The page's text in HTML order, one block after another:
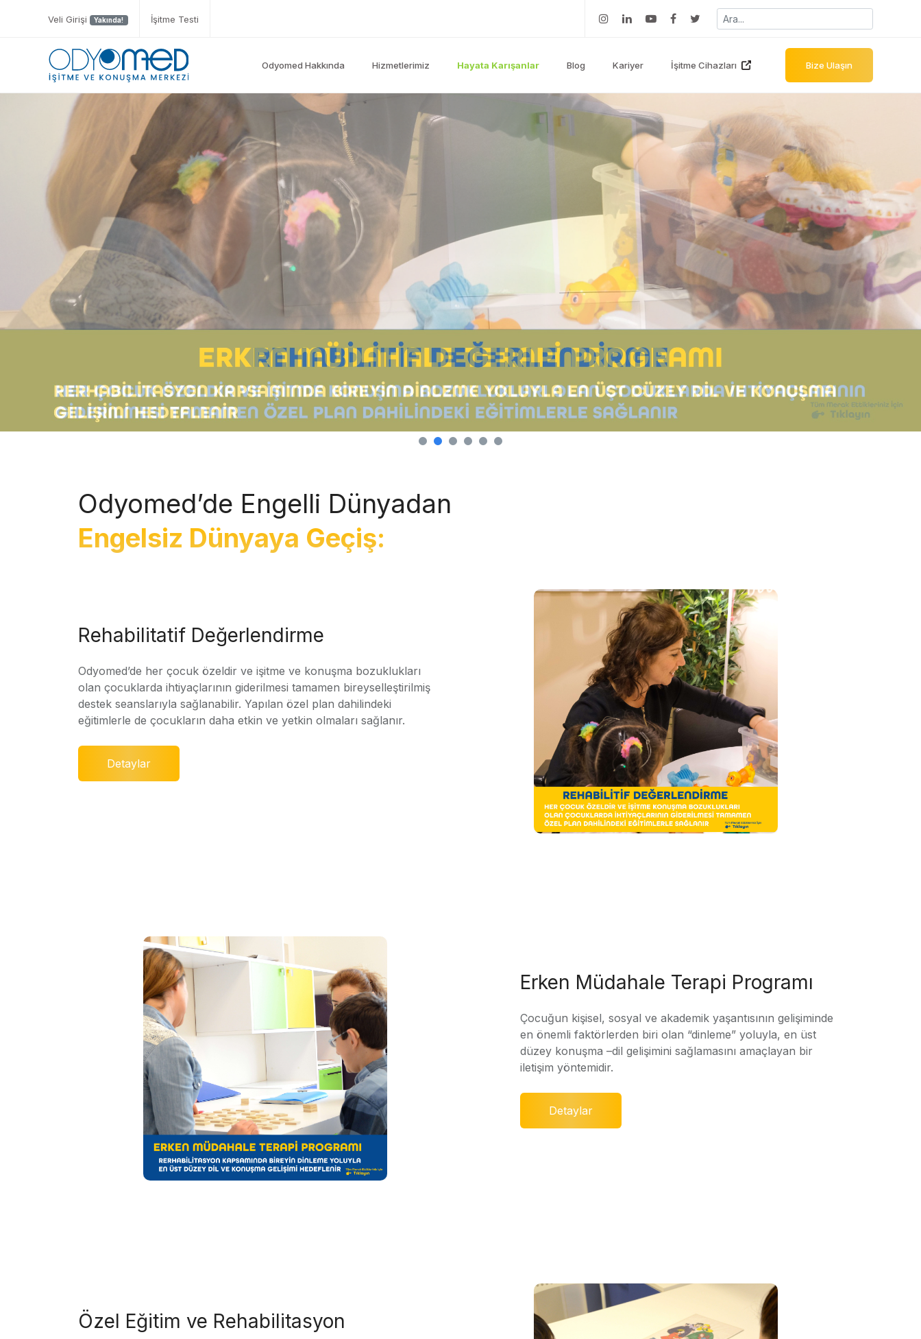
Veli Girişi Yakında! İşitme Testi
Odyomed Hakkında Hizmetlerimiz Hayata Karışanlar Blog Kariyer İşitme Cihazları Bize Ulaşın
Odyomed’de Engelli Dünyadan
Engelsiz Dünyaya Geçiş:
Rehabilitatif Değerlendirme
Odyomed’de her çocuk özeldir ve işitme ve konuşma bozuklukları
olan çocuklarda ihtiyaçlarının giderilmesi tamamen bireyselleştirilmiş
destek seanslarıyla sağlanabilir. Yapılan özel plan dahilindeki
eğitimlerle de çocukların daha etkin ve yetkin olmaları sağlanır.
Detaylar
Erken Müdahale Terapi Programı
Çocuğun kişisel, sosyal ve akademik yaşantısının gelişiminde
en önemli faktörlerden biri olan “dinleme” yoluyla, en üst
düzey konuşma –dil gelişimini sağlamasını amaçlayan bir
iletişim yöntemidir.
Detaylar
Özel Eğitim ve Rehabilitasyon